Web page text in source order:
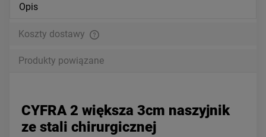
Opis
Koszty dostawy
Produkty powiązane
CYFRA 2 większa 3cm naszyjnik
ze stali chirurgicznej